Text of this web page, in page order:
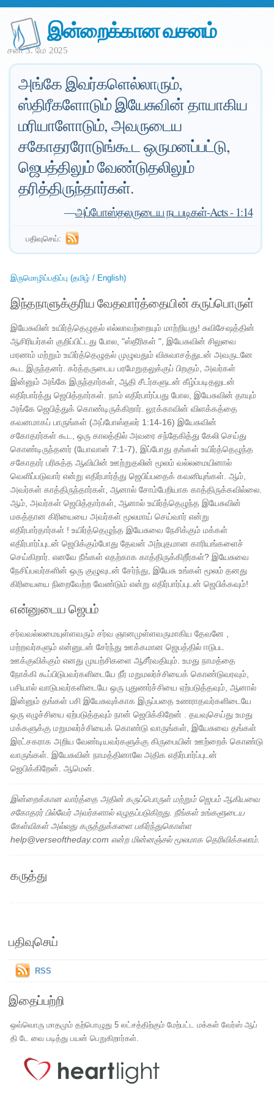
இன்றைக்கான வசனம்
சனி 3. மே 2025
அங்கே இவர்களெல்லாரும்,
ஸ்திரீகளோடும் இயேசுவின் தாயாகிய
மரியாளோடும், அவருடைய
சகோதரரோடுங்கூட ஒருமனப்பட்டு,
ஜெபத்திலும் வேண்டுதலிலும்
தரித்திருந்தார்கள்.
—அப்போஸ்தலருடைய நடபடிகள்-Acts - 1:14
பதிவுசெய்:
இருமொழிப்பதிப்பு (தமிழ் / English)
இந்தநாளுக்குரிய வேதவார்த்தையின் கருப்பொருள்
இயேசுவின் உயிர்த்தெழுதல் எல்லாவற்றையும் மாற்றியது! சுவிசேஷத்தின்
ஆசிரியர்கள் குறிப்பிட்டது போல, "ஸ்தீரிகள் ", இயேசுவின் சிலுவை
மரணம் மற்றும் உயிர்த்தெழுதல் முழுவதும் விசுவாசத்துடன் அவருடனே
கூட இருந்தனர். கர்த்தருடைய பரமேறுதலுக்குப் பிறகும், அவர்கள்
இன்னும் அங்கே இருந்தார்கள், ஆதி சீடர்களுடன் கீழ்ப்படிதலுடன்
எதிர்பார்த்து ஜெபித்தார்கள். நாம் எதிர்பார்ப்பது போல, இயேசுவின் தாயும்
அங்கே ஜெபித்துக் கொண்டிருக்கிறார். லூக்காவின் விளக்கத்தை
கவனமாகப் பாருங்கள் (அப்போஸ்தலர் 1:14-16) இயேசுவின்
சகோதரர்கள் கூட, ஒரு காலத்தில் அவரை சந்தேகித்து கேலி செய்து
கொண்டிருந்தனர் (யோவான் 7:1-7), இப்போது தங்கள் உயிர்த்தெழுந்த
சகோதரர் பரிசுத்த ஆவியின் ஊற்றுதலின் மூலம் வல்லமையினால்
வெளிப்படுவார் என்று எதிர்பார்த்து ஜெபிப்பதைக் கவனியுங்கள். ஆம்,
அவர்கள் காத்திருந்தார்கள், ஆனால் சோம்பேறியாக காத்திருக்கவில்லை.
ஆம், அவர்கள் ஜெபித்தார்கள், ஆனால் உயிர்த்தெழுந்த இயேசுவின்
மகத்தான கிரியையை அவர்கள் மூலமாய் செய்வார் என்று
எதிர்பார்தார்கள் ! உயிர்த்தெழுந்த இயேசுவை நேசிக்கும் மக்கள்
எதிர்பார்ப்புடன் ஜெபிக்கும்போது தேவன் அற்புதமான காரியங்களைச்
செய்கிறார். எனவே நீங்கள் எதற்காக காத்திருக்கிறீர்கள்? இயேசுவை
நேசிப்பவர்களின் ஒரு குழுவுடன் சேர்ந்து, இயேசு உங்கள் மூலம் தனது
கிரியையை நிறைவேற்ற வேண்டும் என்று எதிர்பார்ப்புடன் ஜெபிக்கவும்!
என்னுடைய ஜெபம்
சர்வவல்லமையுள்ளவரும் சர்வ ஞானமுள்ளவருமாகிய தேவனே ,
மற்றவர்களும் என்னுடன் சேர்ந்து ஊக்கமான ஜெபத்தில் ஈடுபட
ஊக்குவிக்கும் எனது முயற்சிகளை ஆசீர்வதியும். உமது நாமத்தை
நோக்கி கூப்பிடுபவர்களிடையே நீர் மறுமலர்ச்சியைக் கொண்டுவரவும்,
பசியால் வாடுபவர்களிடையே ஒரு புதுணர்ச்சியை ஏற்படுத்தவும், ஆனால்
இன்னும் தங்கள் பசி இயேசுவுக்காக இருப்பதை உணராதவர்களிடையே
ஒரு எழுச்சியை ஏற்படுத்தவும் நான் ஜெபிக்கிறேன் . தயவுசெய்து உமது
மக்களுக்கு மறுமலர்ச்சியைக் கொண்டு வாருங்கள், இயேசுவை தங்கள்
இரட்சகராக அறிய வேண்டியவர்களுக்கு கிருபையின் ஊற்றைக் கொண்டு
வாருங்கள். இயேசுவின் நாமத்தினாலே அதிக எதிர்பார்ப்புடன்
ஜெபிக்கிறேன். ஆமென்.
இன்றைக்கான வார்த்தை அதின் கருப்பொருள் மற்றும் ஜெபம் ஆகியவை
சகோதரர் பில்வேர் அவர்களால் எழுதப்படுகிறது. நீங்கள் உங்களுடைய
கேள்விகள் அல்லது கருத்துக்களை பகிர்ந்துகொள்ள
help@verseoftheday.com என்ற மின்னஞ்சல் மூலமாக தெரிவிக்கலாம்.
கருத்து
பதிவுசெய்
RSS
இதைப்பற்றி
ஒவ்வொரு மாதமும் தற்பொழுது 5 லட்சத்திற்கும் மேற்பட்ட மக்கள் வேர்ஸ் ஆப்
தி டே வை படித்து பயன் பெறுகிறார்கள்.